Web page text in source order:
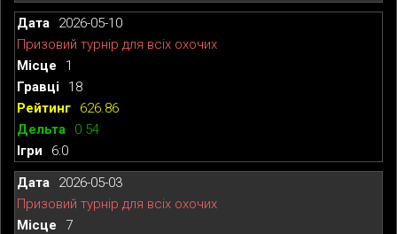
2026-05-10
Призовий турнір для всіх охочих
1
18
626.86
0.54
6:0
2026-05-03
Призовий турнір для всіх охочих
7